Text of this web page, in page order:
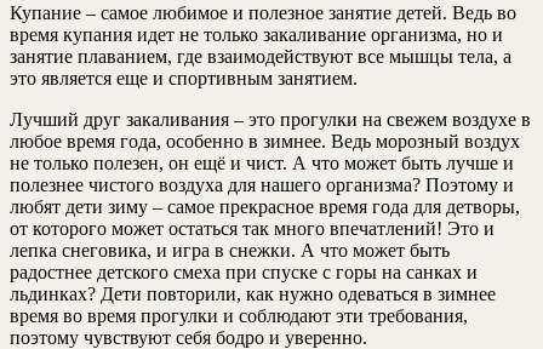
Купание – самое любимое и полезное занятие детей. Ведь во
время купания идет не только закаливание организма, но и
занятие плаванием, где взаимодействуют все мышцы тела, а
это является еще и спортивным занятием.
Лучший друг закаливания – это прогулки на свежем воздухе в
любое время года, особенно в зимнее. Ведь морозный воздух
не только полезен, он ещё и чист. А что может быть лучше и
полезнее чистого воздуха для нашего организма? Поэтому и
любят дети зиму – самое прекрасное время года для детворы,
от которого может остаться так много впечатлений! Это и
лепка снеговика, и игра в снежки. А что может быть
радостнее детского смеха при спуске с горы на санках и
льдинках? Дети повторили, как нужно одеваться в зимнее
время во время прогулки и соблюдают эти требования,
поэтому чувствуют себя бодро и уверенно.